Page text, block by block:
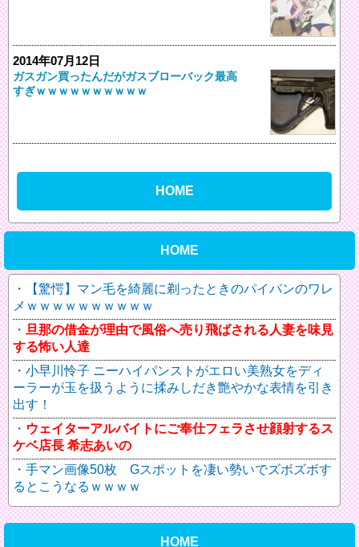
2014年07月12日
ガスガン買ったんだがガスブローバック最高
すぎｗｗｗｗｗｗｗｗｗｗ
HOME
HOME
【驚愕】マン毛を綺麗に剃ったときのパイパンのワレ
メｗｗｗｗｗｗｗｗｗｗ
旦那の借金が理由で風俗へ売り飛ばされる人妻を味見
する怖い人達
小早川怜子 ニーハイパンストがエロい美熟女をディ
ーラーが玉を扱うように揉みしだき艶やかな表情を引き
出す！
ウェイターアルバイトにご奉仕フェラさせ顔射するス
ケベ店長 希志あいの
手マン画像50枚 Gスポットを凄い勢いでズボズボす
るとこうなるｗｗｗｗ
HOME